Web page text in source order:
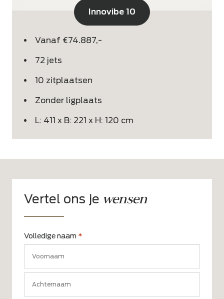
Vanaf €74.887,-
72 jets
10 zitplaatsen
Zonder ligplaats
L: 411 x B: 221 x H: 120 cm
Innovibe 10
Vertel ons je wensen
Volledige naam *
Voornaam